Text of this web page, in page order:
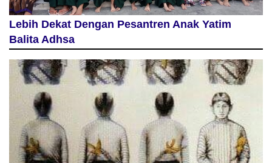
Lebih Dekat Dengan Pesantren Anak Yatim
Balita Adhsa